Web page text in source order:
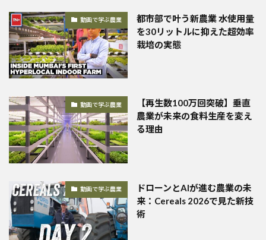
動画で学ぶ農業
都市部で叶う新農業 水使用量
を30リットルに抑えた超効率
栽培の実態
動画で学ぶ農業
【再生数100万回突破】垂直
農業が未来の食料生産を変え
る理由
動画で学ぶ農業
ドローンとAIが進む農業の未
来：Cereals 2026で見た新技
術